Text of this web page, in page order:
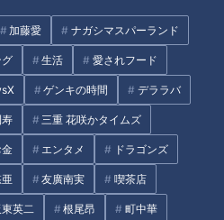
加藤愛 ナガシマスパーランド
生活 愛されフード
ゲンキの時間 デララバ
三重 花咲かタイムズ
エンタメ ドラゴンズ
友廣南実 喫茶店
英二 根尾昂 町中華
代子「しょせん他人です」